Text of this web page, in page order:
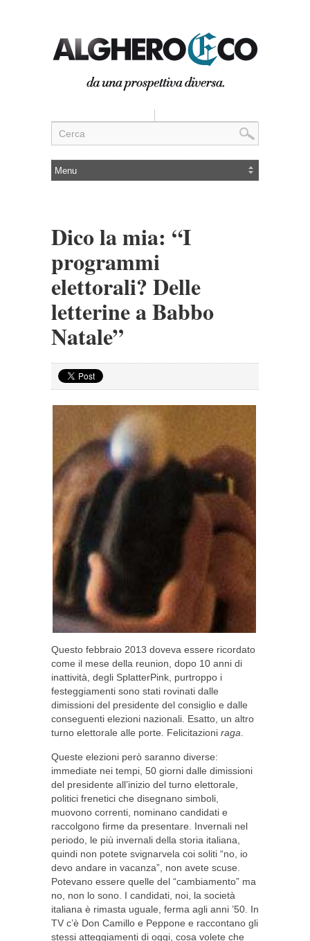
Dico la mia: “I
programmi
elettorali? Delle
letterine a Babbo
Natale”
Questo febbraio 2013 doveva essere ricordato
come il mese della reunion, dopo 10 anni di
inattività, degli SplatterPink, purtroppo i
festeggiamenti sono stati rovinati dalle
dimissioni del presidente del consiglio e dalle
conseguenti elezioni nazionali. Esatto, un altro
turno elettorale alle porte. Felicitazioni raga
Queste elezioni però saranno diverse:
immediate nei tempi, 50 giorni dalle dimissioni
del presidente all’inizio del turno elettorale,
politici frenetici che disegnano simboli,
muovono correnti, nominano candidati e
raccolgono firme da presentare. Invernali nel
periodo, le più invernali della storia italiana,
quindi non potete svignarvela coi soliti “no, io
devo andare in vacanza”, non avete scuse.
Potevano essere quelle del “cambiamento” ma
no, non lo sono. I candidati, noi, la società
italiana è rimasta uguale, ferma agli anni ’50. In
TV c’è Don Camillo e Peppone e raccontano gli
stessi atteggiamenti di oggi, cosa volete che